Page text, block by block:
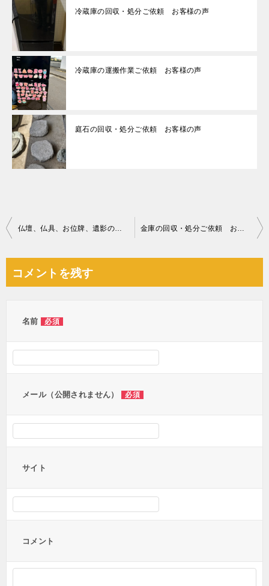
冷蔵庫の回収・処分ご依頼 お客様の声
冷蔵庫の運搬作業ご依頼 お客様の声
庭石の回収・処分ご依頼 お客様の声
投
ビ
仏壇、仏具、お位牌、遺影の回収・処分ご依頼 お客様の声 金庫の回収・処分ご依頼 お客様の声
コメントを残す
名前 必須
メール（公開されません） 必須
サイト
コメント